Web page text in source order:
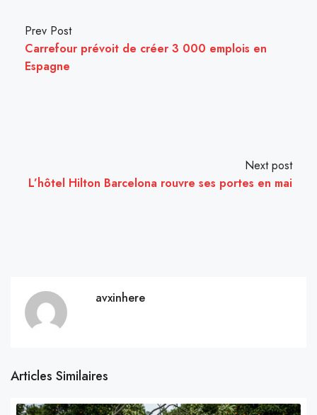
Prev Post
Carrefour prévoit de créer 3 000 emplois en
Espagne
Next post
L’hôtel Hilton Barcelona rouvre ses portes en mai
avxinhere
Articles Similaires